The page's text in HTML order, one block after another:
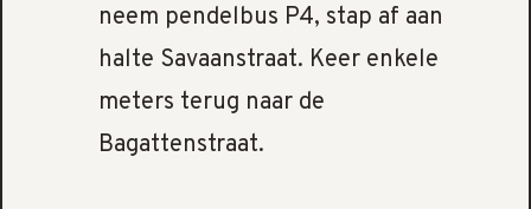
neem pendelbus P4, stap af aan
halte Savaanstraat. Keer enkele
meters terug naar de
Bagattenstraat.